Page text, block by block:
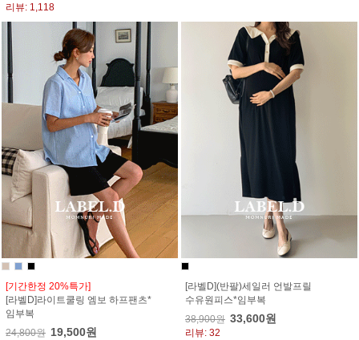
리뷰: 1,118
[기간한정 20%특가]
[라벨D]라이트쿨링 엠보 하프팬츠*
임부복
24,800원 19,500원
[라벨D](반팔)세일러 언발프릴
수유원피스*임부복
38,900원 33,600원
리뷰: 32